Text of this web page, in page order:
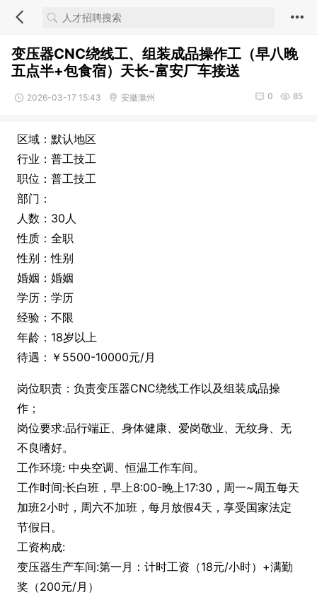
变压器CNC绕线工、组装成品操作工（早八晚
五点半+包食宿）天长-富安厂车接送
2026-03-17 15:43 安徽滁州 85
0
区域：默认地区
行业：普工技工
职位：普工技工
部门：
人数：30人
性质：全职
性别：性别
婚姻：婚姻
学历：学历
经验：不限
年龄：18岁以上
待遇：￥5500-10000元/月
岗位职责：负责变压器CNC绕线工作以及组装成品操
作；
岗位要求:品行端正、身体健康、爱岗敬业、无纹身、无
不良嗜好。
工作环境: 中央空调、恒温工作车间。
工作时间:长白班，早上8:00-晚上17:30，周一~周五每天
加班2小时，周六不加班，每月放假4天，享受国家法定
节假日。
工资构成:
变压器生产车间:第一月：计时工资（18元/小时）+满勤
奖（200元/月）